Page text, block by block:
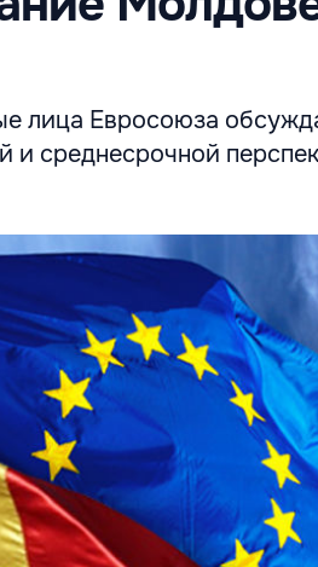
лица Евросоюза
среднесрочной